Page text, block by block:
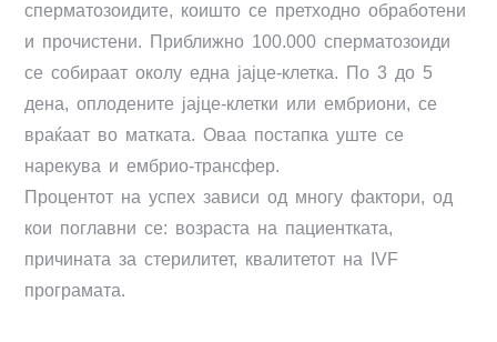
сперматозоидите, коишто се претходно обработени
и прочистени. Приближно 100.000 сперматозоиди
се собираат околу една јајце-клетка. По 3 до 5
дена, оплодените јајце-клетки или ембриони, се
враќаат во матката. Оваа постапка уште се
нарекува и ембрио-трансфер.
Процентот на успех зависи од многу фактори, од
кои поглавни се: возраста на пациентката,
причината за стерилитет, квалитетот на IVF
програмата.